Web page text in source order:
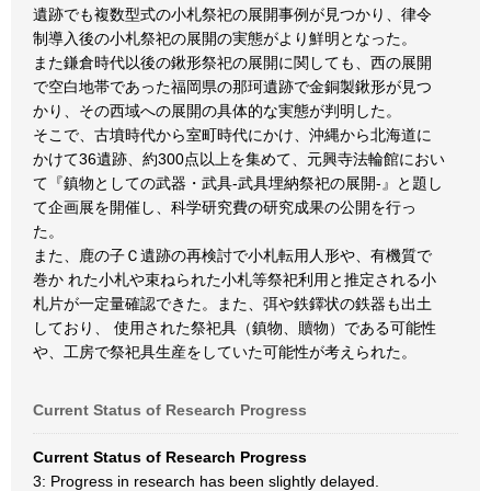
遺跡でも複数型式の小札祭祀の展開事例が見つかり、律令
制導入後の小札祭祀の展開の実態がより鮮明となった。
また鎌倉時代以後の鍬形祭祀の展開に関しても、西の展開
で空白地帯であった福岡県の那珂遺跡で金銅製鍬形が見つ
かり、その西域への展開の具体的な実態が判明した。
そこで、古墳時代から室町時代にかけ、沖縄から北海道に
かけて36遺跡、約300点以上を集めて、元興寺法輪館におい
て『鎮物としての武器・武具-武具埋納祭祀の展開-』と題し
て企画展を開催し、科学研究費の研究成果の公開を行っ
た。
また、鹿の子Ｃ遺跡の再検討で小札転用人形や、有機質で
巻か れた小札や束ねられた小札等祭祀利用と推定される小
札片が一定量確認できた。また、弭や鉄鐸状の鉄器も出土
しており、 使用された祭祀具（鎮物、贖物）である可能性
や、工房で祭祀具生産をしていた可能性が考えられた。
Current Status of Research Progress
Current Status of Research Progress
3: Progress in research has been slightly delayed.